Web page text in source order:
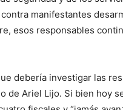
manifestantes
esos responsables
debería investigar las
de Ariel Lijo. Si bien hoy